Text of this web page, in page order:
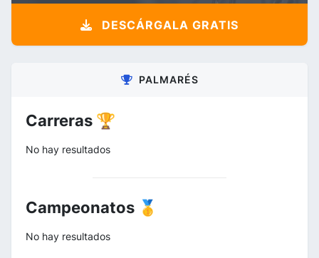
DESCÁRGALA GRATIS
PALMARÉS
Carreras 🏆
No hay resultados
Campeonatos 🥇
No hay resultados